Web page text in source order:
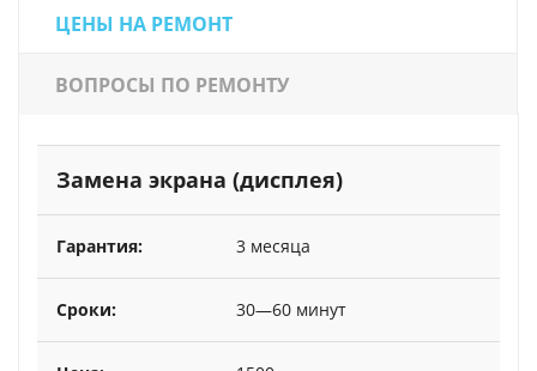
ЦЕНЫ НА РЕМОНТ
ВОПРОСЫ ПО РЕМОНТУ
Замена экрана (дисплея)
3 месяца
30—60 минут